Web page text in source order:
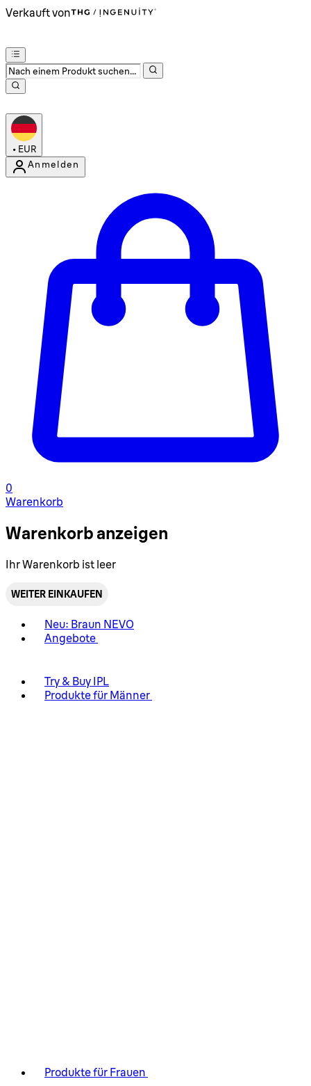
Verkauft von
• EUR
Anmelden
0
Warenkorb
Warenkorb anzeigen
Ihr Warenkorb ist leer
WEITER EINKAUFEN
Neu: Braun NEVO
Angebote
Try & Buy IPL
Produkte für Männer
Produkte für Frauen